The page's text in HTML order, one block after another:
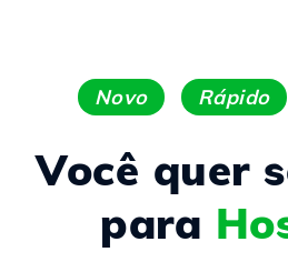
Novo Rápido
Você quer
para